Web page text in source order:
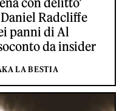
Radcliffe
panni di Al
da insider
LA BESTIA